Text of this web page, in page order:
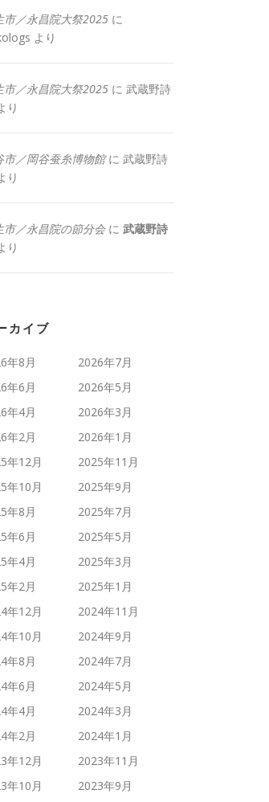
市／永昌院大祭2025 に
より
市／永昌院大祭2025 に 武蔵野詩
り
市／岡谷蚕糸博物館に 武蔵野詩
り
市／永昌院の節分会に 武蔵野詩
り
カイブ
年8月
2026年7月
年6月
2026年5月
年4月
2026年3月
年2月
2026年1月
年12月
2025年11月
年10月
2025年9月
年8月
2025年7月
年6月
2025年5月
年4月
2025年3月
年2月
2025年1月
年12月
2024年11月
年10月
2024年9月
年8月
2024年7月
年6月
2024年5月
年4月
2024年3月
年2月
2024年1月
年12月
2023年11月
年10月
2023年9月